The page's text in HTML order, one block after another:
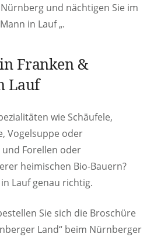
und nächtigen Sie im
in Lauf „.
Franken &
Lauf
wie Schäufele,
Vogelsuppe oder
und Forellen oder
heimischen Bio-Bauern?
Lauf genau richtig.
Sie sich die Broschüre
Land“ beim Nürnberger